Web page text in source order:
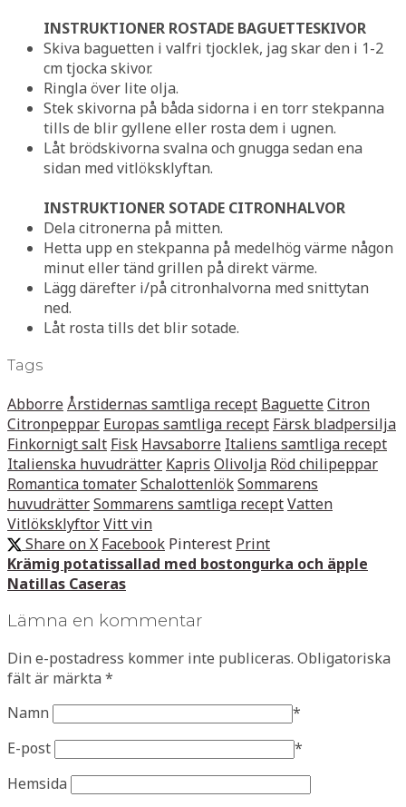
INSTRUKTIONER ROSTADE BAGUETTESKIVOR
Skiva baguetten i valfri tjocklek, jag skar den i 1-2
cm tjocka skivor.
Ringla över lite olja.
Stek skivorna på båda sidorna i en torr stekpanna
tills de blir gyllene eller rosta dem i ugnen.
Låt brödskivorna svalna och gnugga sedan ena
sidan med vitlöksklyftan.
INSTRUKTIONER SOTADE CITRONHALVOR
Dela citronerna på mitten.
Hetta upp en stekpanna på medelhög värme någon
minut eller tänd grillen på direkt värme.
Lägg därefter i/på citronhalvorna med snittytan
ned.
Låt rosta tills det blir sotade.
Tags
AbborreÅrstidernas samtliga recept BaguetteCitron
Citronpeppar Europas samtliga recept Färsk bladpersilja
Finkornigt salt Fisk Havsaborre Italiens samtliga recept
Italienska huvudrätter Kapris Olivolja Röd chilipeppar
Romantica tomaterSchalottenlökSommarens
huvudrätterSommarens samtliga receptVatten
VitlöksklyftorVitt vin
Share on X Facebook Pinterest Print
Krämig potatissallad med bostongurka och äpple
Natillas Caseras
Lämna en kommentar
Din e-postadress kommer inte publiceras. Obligatoriska
fält är märkta *
Namn
*
E-post
*
Hemsida